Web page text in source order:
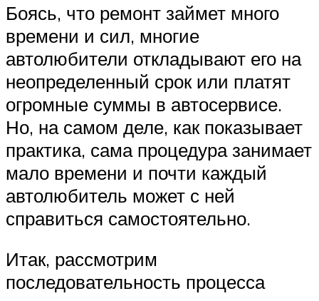
Боясь, что ремонт займет много
времени и сил, многие
автолюбители откладывают его на
неопределенный срок или платят
огромные суммы в автосервисе.
Но, на самом деле, как показывает
практика, сама процедура занимает
мало времени и почти каждый
автолюбитель может с ней
справиться самостоятельно.
Итак, рассмотрим
последовательность процесса